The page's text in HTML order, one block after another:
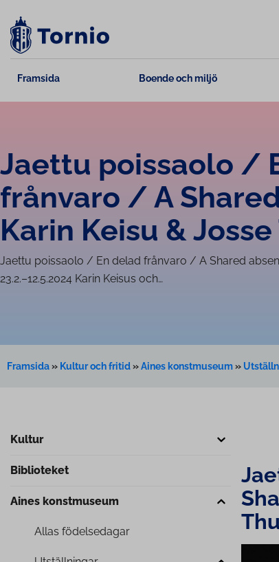
content
Framsida Boende och miljö
Jaettu poissaolo /
frånvaro / A
Karin Keisu &
Jaettu poissaolo / En delad frånvaro / A Shared
23.2.–12.5.2024 Karin Keisus och…
Framsida» Kultur och fritid»Aines konstmuseum»
Kultur
Biblioteket
Aines konstmuseum
Allas fö­del­se­da­gar